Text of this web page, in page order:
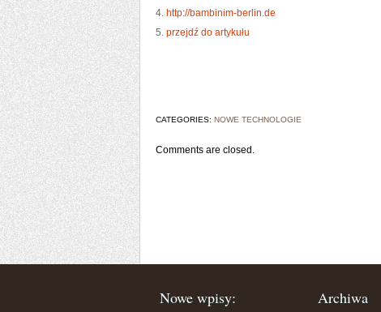
4. http://bambinim-berlin.de
5. przejdź do artykułu
CATEGORIES: NOWE TECHNOLOGIE
Comments are closed.
Nowe wpisy: Archiwa